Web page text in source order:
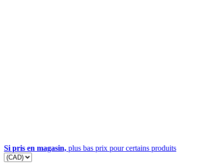
Si pris en magasin, plus bas prix pour certains produits